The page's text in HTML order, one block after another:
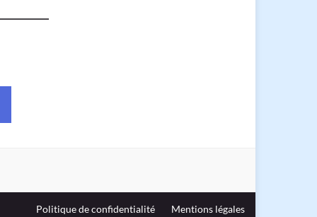
Politique de confidentialité Mentions légales